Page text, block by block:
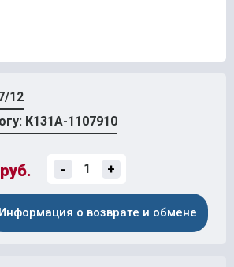
12
К131А-1107910
руб. - +
Информация о возврате и обмене